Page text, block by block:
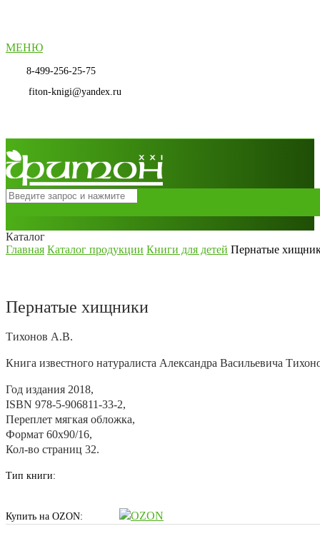
МЕНЮ
8-499-256-25-75
fiton-knigi@yandex.ru
Каталог
Главная Каталог продукции Книги для детей Пернатые
Пернатые хищники
Тихонов А.В.
Книга известного натуралиста Александра Васильевича
Год издания 2018,
ISBN 978-5-906811-33-2,
Переплет мягкая обложка,
Формат 60х90/16,
Кол-во страниц 32.
Тип книги:
Купить на OZON: